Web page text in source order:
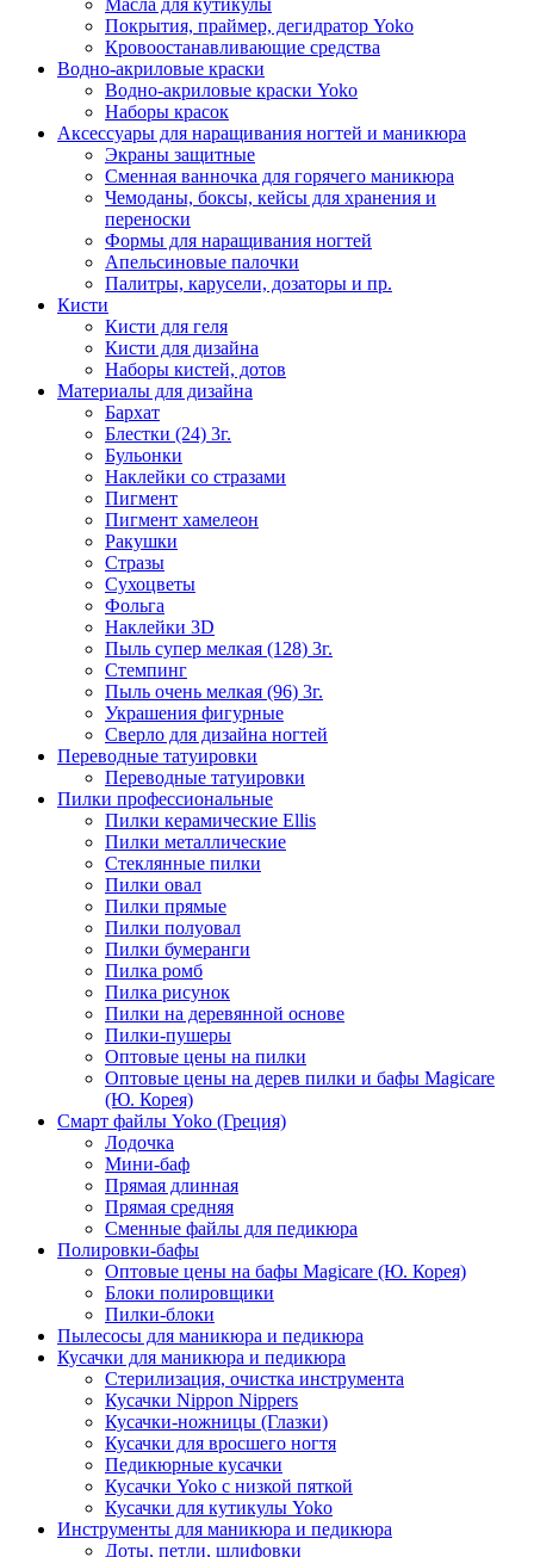
Масла для кутикулы
Покрытия, праймер, дегидратор Yoko
Кровоостанавливающие средства
Водно-акриловые краски
Водно-акриловые краски Yoko
Наборы красок
Аксессуары для наращивания ногтей и маникюра
Экраны защитные
Сменная ванночка для горячего маникюра
Чемоданы, боксы, кейсы для хранения и
переноски
Формы для наращивания ногтей
Апельсиновые палочки
Палитры, карусели, дозаторы и пр.
Кисти
Кисти для геля
Кисти для дизайна
Наборы кистей, дотов
Материалы для дизайна
Бархат
Блестки (24) 3г.
Бульонки
Наклейки со стразами
Пигмент
Пигмент хамелеон
Ракушки
Стразы
Сухоцветы
Фольга
Наклейки 3D
Пыль супер мелкая (128) 3г.
Стемпинг
Пыль очень мелкая (96) 3г.
Украшения фигурные
Сверло для дизайна ногтей
Переводные татуировки
Переводные татуировки
Пилки профессиональные
Пилки керамические Ellis
Пилки металлические
Стеклянные пилки
Пилки овал
Пилки прямые
Пилки полуовал
Пилки бумеранги
Пилка ромб
Пилка рисунок
Пилки на деревянной основе
Пилки-пушеры
Оптовые цены на пилки
Оптовые цены на дерев пилки и бафы Magicare
(Ю. Корея)
Смарт файлы Yoko (Греция)
Лодочка
Мини-баф
Прямая длинная
Прямая средняя
Сменные файлы для педикюра
Полировки-бафы
Оптовые цены на бафы Magicare (Ю. Корея)
Блоки полировщики
Пилки-блоки
Пылесосы для маникюра и педикюра
Кусачки для маникюра и педикюра
Стерилизация, очистка инструмента
Кусачки Nippon Nippers
Кусачки-ножницы (Глазки)
Кусачки для вросшего ногтя
Педикюрные кусачки
Кусачки Yoko с низкой пяткой
Кусачки для кутикулы Yoko
Инструменты для маникюра и педикюра
Доты, петли, шлифовки